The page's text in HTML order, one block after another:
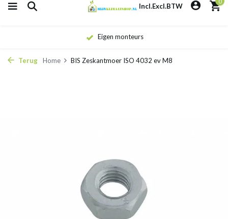
Incl.Excl.BTW
Eigen monteurs
Terug Home BIS Zeskantmoer ISO 4032 ev M8